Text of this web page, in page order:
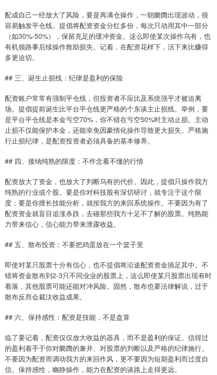
配成自己一经放大了风险，要是再满仓操作，一朝阛阓出现波动，很
容易触发平仓线。提倡将配资资金分红多份，每次只动用其中一部分
（如30%-50%），保留充足的缓冲资金。这么即使某次操作乌有，也
有机领路事后续操作救助损失。记着，在配资花样下，活下来比赚得
多更迫切。
## 三、诞生止损线：纪律是盈利的保险
配资账户常常有强制平仓线，但投资者不应比及系统强平才被迫离
场。提倡提前诞生比平台平仓线更严格的个东谈主止损线。举例，要
是平台平仓线是本金亏空70%，你不错在亏空50%时主动止损。主动
止损不仅能保护本金，还能幸免因豪情化操作导致更大损失。严格施
行止损纪律，是配资投资者必须具备的基本修养。
## 四、接纳纯熟的限度：不作念看不懂的行情
配资放大了资金，也放大了判断乌有的代价。因此，提倡只操作我方
纯熟的行业或个股。要是你对科技股有深切研讨，就专注于这个限
度；要是你擅长技能分析，就按我方的来回系统操作。不要因为有了
配资资金就盲目追涨杀跌，去碰那些我方十足不了解的股票。纯熟能
力带来信心，信心能力带来泄露收益。
## 五、散布投资：不要把鸡蛋放在一个篮子里
即使对某只股票十分有信心，也不提倡将沿途配资资金插足其中。不
错将资金散布到2-3只不同业业的股票上，这么即使某只股票出现有时
着落，其他股票可能还能对冲风险。固然，散布也要法律解说，过于
散布反而会裁汰收益成果。
## 六、保持感性：配资是技能，不是盘算
临了要记着，配资仅仅放大收益的器具，而不是盈利的保证。信得过
的盈利着手于你对阛阓的兼并、对股票的判断以及严格的纪律施行。
不要因为配资而调动我方的来回作风，更不要因为短期盈利而过度自
信。保持感性，幽静操作，能力在配资的谈路上走得更远。